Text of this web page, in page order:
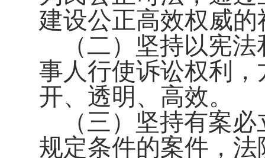
建设公正高效权威
（二）坚持以宪
事人行使诉讼权利
开、透明、高效。
（三）坚持有案
规定条件的案件，